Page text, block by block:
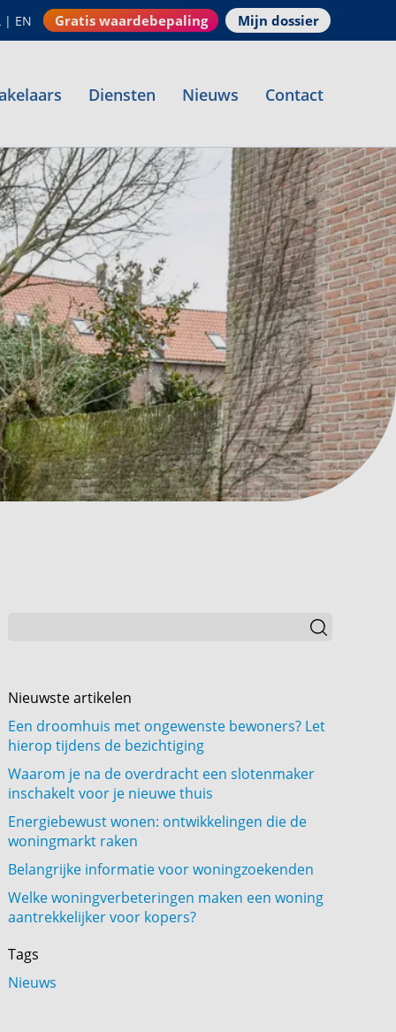
| EN Gratis waardebepaling Mijn dossier
Diensten Nieuws Contact
Nieuwste artikelen
Een droomhuis met ongewenste bewoners? Let
hierop tijdens de bezichtiging
Waarom je na de overdracht een slotenmaker
inschakelt voor je nieuwe thuis
Energiebewust wonen: ontwikkelingen die de
woningmarkt raken
Belangrijke informatie voor woningzoekenden
Welke woningverbeteringen maken een woning
aantrekkelijker voor kopers?
Tags
Nieuws